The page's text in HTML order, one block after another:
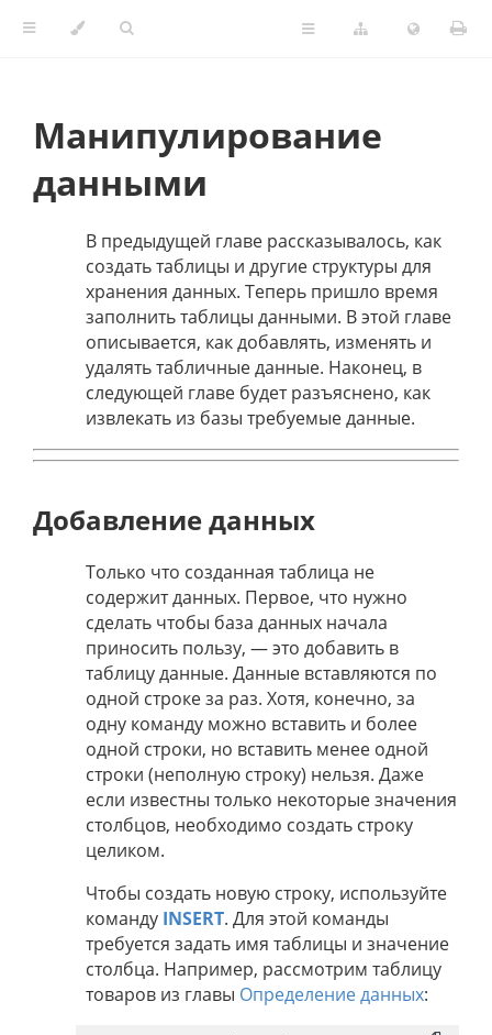
Манипулирование
данными
В предыдущей главе рассказывалось, как
создать таблицы и другие структуры для
хранения данных. Теперь пришло время
заполнить таблицы данными. В этой главе
описывается, как добавлять, изменять и
удалять табличные данные. Наконец, в
следующей главе будет разъяснено, как
извлекать из базы требуемые данные.
Добавление данных
Только что созданная таблица не
содержит данных. Первое, что нужно
сделать чтобы база данных начала
приносить пользу, — это добавить в
таблицу данные. Данные вставляются по
одной строке за раз. Хотя, конечно, за
одну команду можно вставить и более
одной строки, но вставить менее одной
строки (неполную строку) нельзя. Даже
если известны только некоторые значения
столбцов, необходимо создать строку
целиком.
Чтобы создать новую строку, используйте
команду INSERT. Для этой команды
требуется задать имя таблицы и значение
столбца. Например, рассмотрим таблицу
товаров из главы Определение данных: